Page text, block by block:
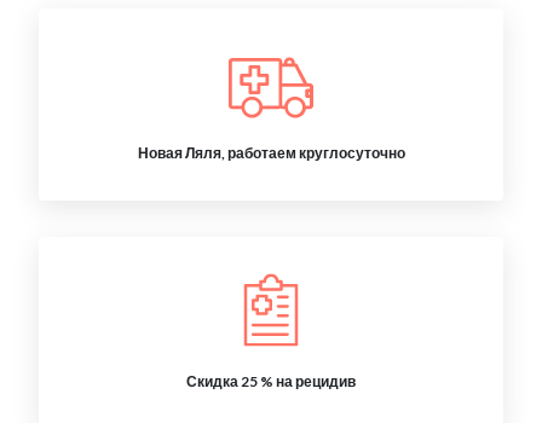
Новая Ляля, работаем круглосуточно
Скидка 25 % на рецидив